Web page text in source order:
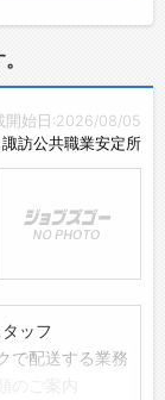
スペース、会
イトオフィスや
の方々にとっ
役割もござい
には、４つの
ナー、シャワ
開始日:2026/08/05
訪公共職業安定所
ッフ
で配送する業務